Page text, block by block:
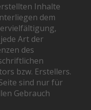
Inhalte
dem
Art der
des
bzw. Erstellers.
sind nur für
Gebrauch